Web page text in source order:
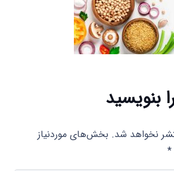
بنویسید
نخواهد شد. بخش‌های موردنیاز
*